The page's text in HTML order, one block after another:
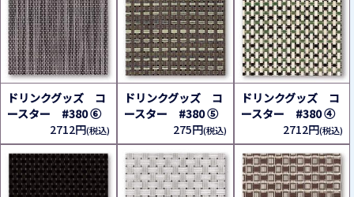
ドリンクグッズ コ
ースター #380 ⑥
2712円(税込)
ドリンクグッズ コ
ースター #380 ⑤
275円(税込)
ドリンクグッズ コ
ースター #380 ④
2712円(税込)